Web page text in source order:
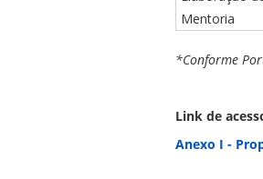
Mentoria
*Conforme
Link de
Anexo I -